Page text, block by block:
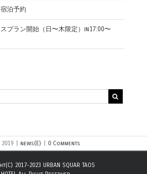
宿泊予約
プラン開始（日〜木限定）in17:00〜
news(E) 0 Comments
2017-2023 URBAN SQUAR TAOS